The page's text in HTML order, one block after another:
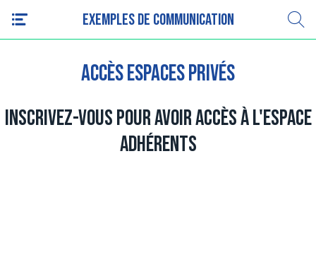
Exemples de communication
Accès espaces privés
Inscrivez-vous pour avoir accès à l'espace
adhérents